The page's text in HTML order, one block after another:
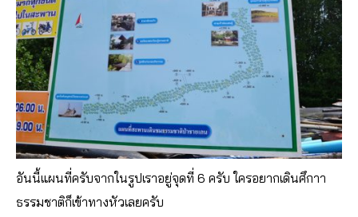
อันนี้แผนที่ครับจากในรูปเราอยู่จุดที่ 6 ครับ ใครอยากเดินศึกาา
ธรรมชาติก็เข้าทางหัวเลยครับ